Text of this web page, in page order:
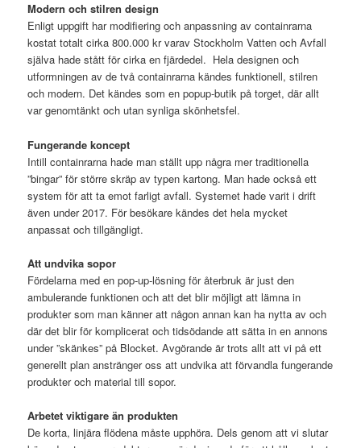
Modern och stilren design
Enligt uppgift har modifiering och anpassning av containrarna
kostat totalt cirka 800.000 kr varav Stockholm Vatten och Avfall
själva hade stått för cirka en fjärdedel. Hela designen och
utformningen av de två containrarna kändes funktionell, stilren
och modern. Det kändes som en popup-butik på torget, där allt
var genomtänkt och utan synliga skönhetsfel.
Fungerande koncept
Intill containrarna hade man ställt upp några mer traditionella
”bingar” för större skräp av typen kartong. Man hade också ett
system för att ta emot farligt avfall. Systemet hade varit i drift
även under 2017. För besökare kändes det hela mycket
anpassat och tillgängligt.
Att undvika sopor
Fördelarna med en pop-up-lösning för återbruk är just den
ambulerande funktionen och att det blir möjligt att lämna in
produkter som man känner att någon annan kan ha nytta av och
där det blir för komplicerat och tidsödande att sätta in en annons
under ”skänkes” på Blocket. Avgörande är trots allt att vi på ett
generellt plan anstränger oss att undvika att förvandla fungerande
produkter och material till sopor.
Arbetet viktigare än produkten
De korta, linjära flödena måste upphöra. Dels genom att vi slutar